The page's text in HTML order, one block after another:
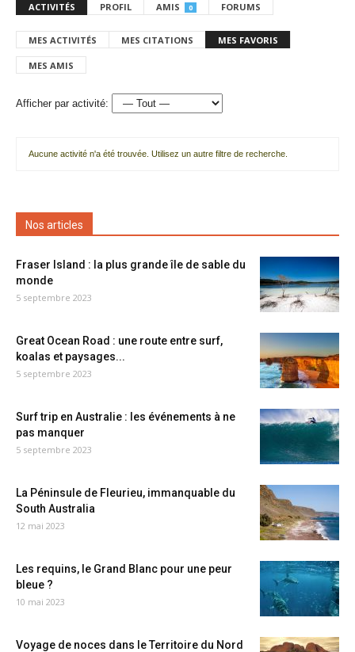
ACTIVITÉS PROFIL AMIS 0 FORUMS
MES ACTIVITÉS MES CITATIONS MES FAVORIS
MES AMIS
Afficher par activité:
Aucune activité n'a été trouvée. Utilisez un autre filtre de recherche.
Nos articles
Fraser Island : la plus grande île de sable du
monde
5 septembre 2023
Great Ocean Road : une route entre surf,
koalas et paysages...
5 septembre 2023
Surf trip en Australie : les événements à ne
pas manquer
5 septembre 2023
La Péninsule de Fleurieu, immanquable du
South Australia
12 mai 2023
Les requins, le Grand Blanc pour une peur
bleue ?
10 mai 2023
Voyage de noces dans le Territoire du Nord